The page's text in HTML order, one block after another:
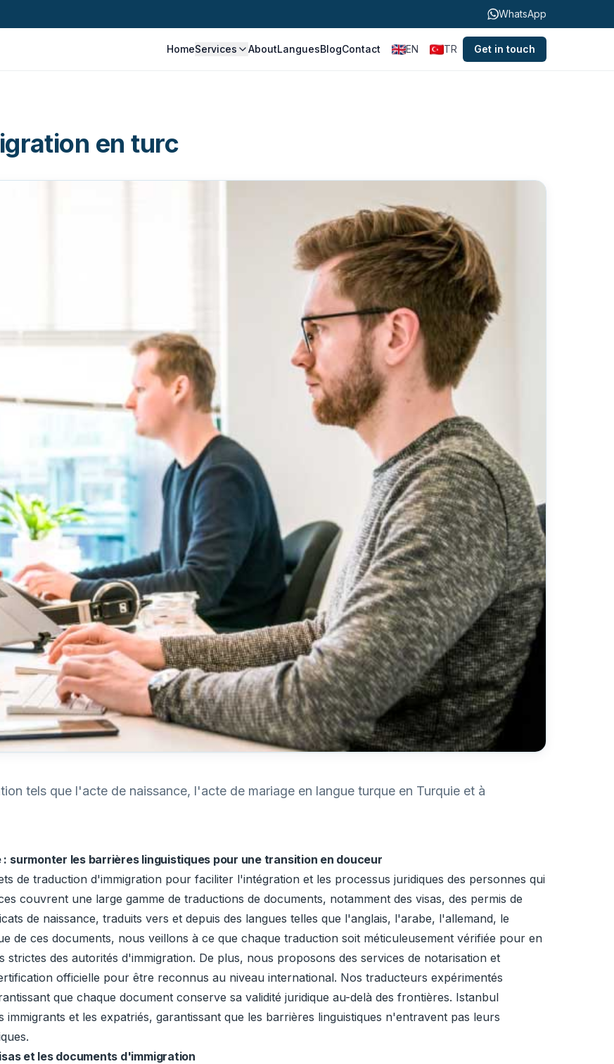
WhatsApp
HomeServices AboutLanguesBlogContact EN TR Get in touch
en turc
tels que l'acte de naissance, l'acte de mariage en langue turque en Turquie et à
surmonter les barrières linguistiques pour une transition en douceur
de traduction d'immigration pour faciliter l'intégration et les processus juridiques des personnes qui
couvrent une large gamme de traductions de documents, notamment des visas, des permis de
de naissance, traduits vers et depuis des langues telles que l'anglais, l'arabe, l'allemand, le
de ces documents, nous veillons à ce que chaque traduction soit méticuleusement vérifiée pour en
des autorités d'immigration. De plus, nous proposons des services de notarisation et
officielle pour être reconnus au niveau international. Nos traducteurs expérimentés
que chaque document conserve sa validité juridique au-delà des frontières. Istanbul
et les expatriés, garantissant que les barrières linguistiques n'entravent pas leurs
et les documents d'immigration